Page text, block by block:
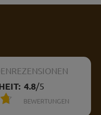
4.8/5
BEWERTUNGEN